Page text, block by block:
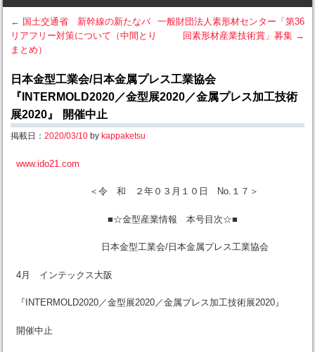
Post navigation
← 国土交通省 新幹線の新たなバ
リアフリー対策について（中間とり
まとめ）
一般財団法人素形材センター「第36
回素形材産業技術賞」募集 →
日本金型工業会/日本金属プレス工業協会
『INTERMOLD2020／金型展2020／金属プレス加工技術
展2020』 開催中止
掲載日： 2020/03/10by kappaketsu
www.ido21.com
＜令 和 ２年０３月１０日 No.１７＞
■☆金型産業情報 本号目次☆■
日本金型工業会/日本金属プレス工業協会
4月 インテックス大阪
『INTERMOLD2020／金型展2020／金属プレス加工技術展2020』
開催中止